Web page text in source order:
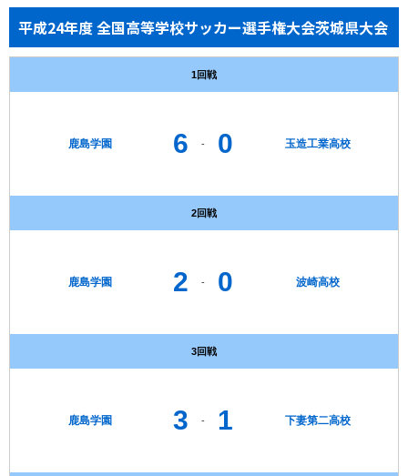
平成24年度 全国高等学校サッカー選手権大会茨城県大会
1回戦
鹿島学園 6 - 0 玉造工業高校
2回戦
鹿島学園 2 - 0 波崎高校
3回戦
鹿島学園 3 - 1 下妻第二高校